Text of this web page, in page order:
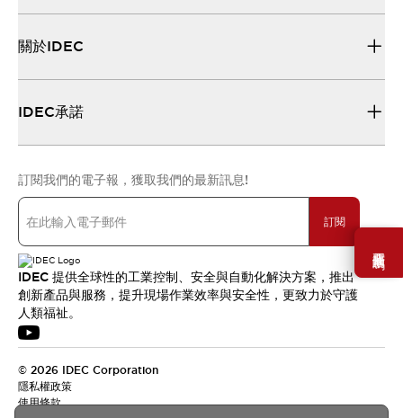
需要幫助嗎？
關於IDEC
IDEC承諾
訂閱我們的電子報，獲取我們的最新訊息!
訂閱
IDEC 提供全球性的工業控制、安全與自動化解決方案，推出
創新產品與服務，提升現場作業效率與安全性，更致力於守護
人類福祉。
© 2026 IDEC Corporation
隱私權政策
使用條款